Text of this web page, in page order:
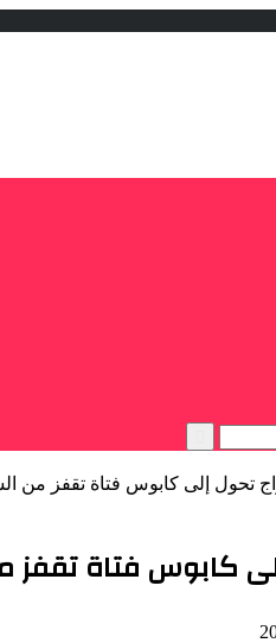
بحث
تحول إلى كابوس فتاة تقفز من
كابوس فتاة